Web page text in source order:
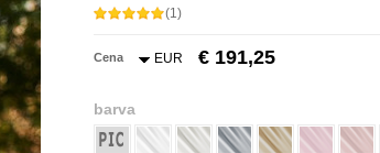
(1)
Cena EUR € 191,25
barva